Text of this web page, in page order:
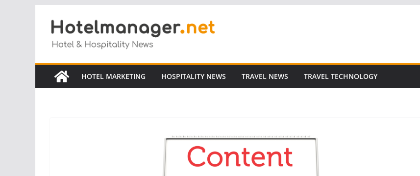
contenuto
HOTEL MARKETING HOSPITALITY NEWS TRAVEL NEWS TRAVEL TECHNOLOGY